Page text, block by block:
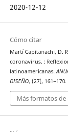
2020-12-12
Cómo citar
Martí Capitanachi, D.
coronavirus. :
latinoamericanas.
DISEÑO, (27),
Más formatos de